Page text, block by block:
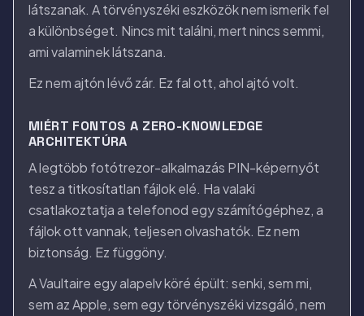
látszanak. A törvényszéki eszközök nem ismerik fel
a különbséget. Nincs mit találni, mert nincs semmi,
ami valaminek látszana.
Ez nem ajtón lévő zár. Ez fal ott, ahol ajtó volt.
MIÉRT FONTOS A ZERO-KNOWLEDGE
ARCHITEKTÚRA
A legtöbb fotótrezor-alkalmazás PIN-képernyőt
tesz a titkosítatlan fájlok elé. Ha valaki
csatlakoztatja a telefonod egy számítógéphez, a
fájlok ott vannak, teljesen olvashatók. Ez nem
biztonság. Ez függöny.
A Vaultaire egy alapelv köré épült: senki, sem mi,
sem az Apple, sem egy törvényszéki vizsgáló, nem